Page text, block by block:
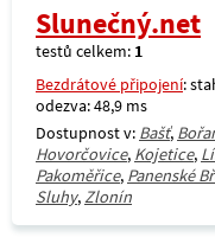
Slunečný.net
testů celkem: 1
Bezdrátové připojení:
odezva: 48,9 ms
Dostupnost v: Bašť,
Hovorčovice, Kojetice,
Pakoměřice, Panenské
Sluhy,Zlonín